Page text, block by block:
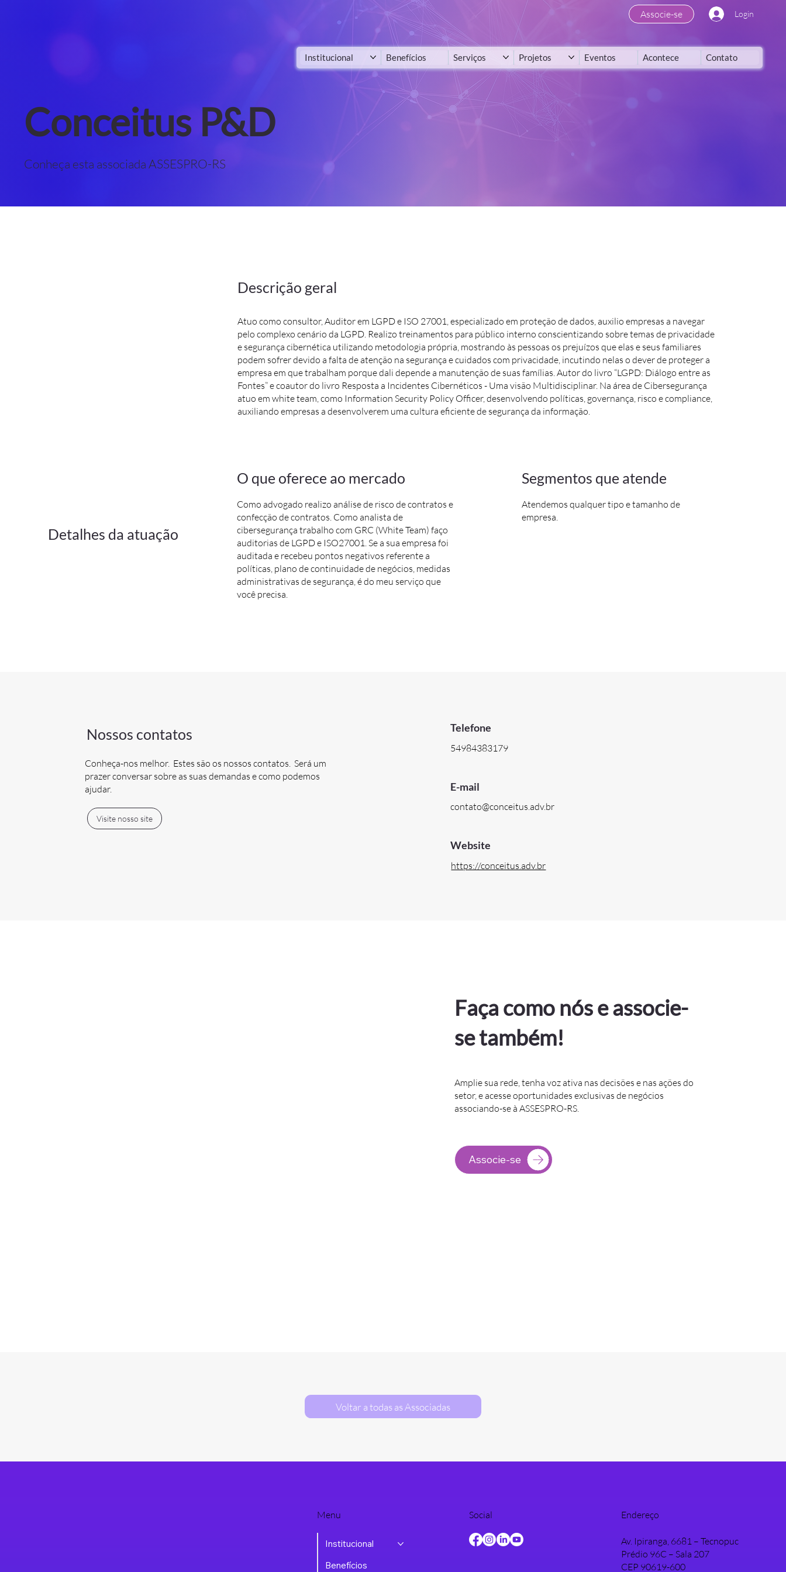
Associe-se Login
Institucional Benefícios Serviços Projetos Eventos Acontece Contato
Descrição geral
Atuo como consultor, Auditor em LGPD e ISO 27001, especializado em proteção de dados, auxilio empresas a navegar
pelo complexo cenário da LGPD. Realizo treinamentos para público interno conscientizando sobre temas de privacidade
e segurança cibernética utilizando metodologia própria, mostrando às pessoas os prejuízos que elas e seus familiares
podem sofrer devido a falta de atenção na segurança e cuidados com privacidade, incutindo nelas o dever de proteger a
empresa em que trabalham porque dali depende a manutenção de suas famílias. Autor do livro “LGPD: Diálogo entre as
Fontes” e coautor do livro Resposta a Incidentes Cibernéticos - Uma visão Multidisciplinar. Na área de Cibersegurança
atuo em white team, como Information Security Policy Officer, desenvolvendo políticas, governança, risco e compliance,
auxiliando empresas a desenvolverem uma cultura eficiente de segurança da informação.
Detalhes da atuação
O que oferece ao mercado
Como advogado realizo análise de risco de contratos e
confecção de contratos. Como analista de
cibersegurança trabalho com GRC (White Team) faço
auditorias de LGPD e ISO27001. Se a sua empresa foi
auditada e recebeu pontos negativos referente a
políticas, plano de continuidade de negócios, medidas
administrativas de segurança, é do meu serviço que
você precisa.
Segmentos que atende
Atendemos qualquer tipo e tamanho de
empresa.
Conceitus P&D
Conheça esta associada ASSESPRO-RS
Nossos contatos
Conheça-nos melhor. Estes são os nossos contatos. Será um
prazer conversar sobre as suas demandas e como podemos
ajudar.
Visite nosso site
Telefone
54984383179
E-mail
contato@conceitus.adv.br
Website
https://conceitus.adv.br
Voltar a todas as Associadas
Faça como nós e associe-
se também!
Amplie sua rede, tenha voz ativa nas decisões e nas ações do
setor, e acesse oportunidades exclusivas de negócios
associando-se à ASSESPRO-RS.
Associe-se
Menu
Institucional
Benefícios
Social Endereço
Av. Ipiranga, 6681 – Tecnopuc
Prédio 96C – Sala 207
CEP 90619-600